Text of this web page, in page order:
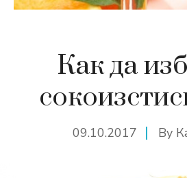
Как да
09.10.2017 By